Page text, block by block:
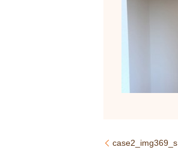
case2_img369_s